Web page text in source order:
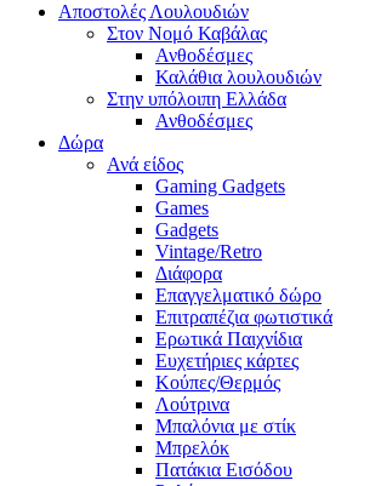
Αποστολές Λουλουδιών
Στον Νομό Καβάλας
Ανθοδέσμες
Καλάθια λουλουδιών
Στην υπόλοιπη Ελλάδα
Ανθοδέσμες
Δώρα
Ανά είδος
Gaming Gadgets
Games
Gadgets
Vintage/Retro
Διάφορα
Επαγγελματικό δώρο
Επιτραπέζια φωτιστικά
Ερωτικά Παιχνίδια
Ευχετήριες κάρτες
Κούπες/Θερμός
Λούτρινα
Μπαλόνια με στίκ
Μπρελόκ
Πατάκια Εισόδου